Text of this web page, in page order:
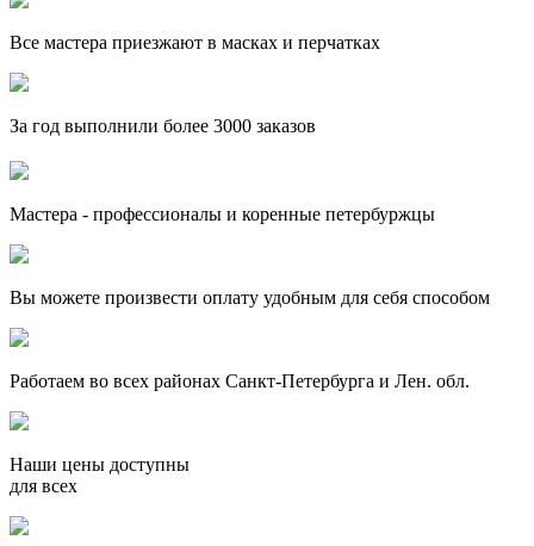
Все мастера приезжают в масках и перчатках
За год выполнили более 3000 заказов
Мастера - профессионалы и коренные петербуржцы
Вы можете произвести оплату удобным для себя способом
Работаем во всех районах Санкт-Петербурга и Лен. обл.
Наши цены доступны
для всех